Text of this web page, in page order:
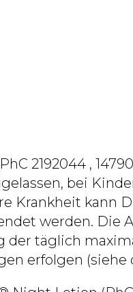
2192044 ,
bei
Krankheit kann
werden. Die
der täglich
erfolgen (siehe